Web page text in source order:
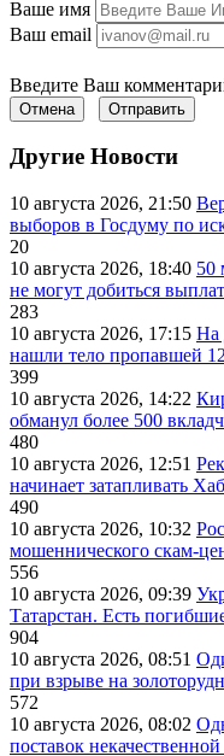
Ваше имя
Ваш email
Введите Ваш
Отмена Отправить
Другие Новости
10 августа 2026, 21:50
выборов в Госдуму по
20
10 августа 2026, 18:40 50
не могут добиться
283
10 августа 2026, 17:15 На
нашли тело пропавшей
399
10 августа 2026, 14:22
обманул более 500
480
10 августа 2026, 12:51
начинает затапливать
490
10 августа 2026, 10:32
мошеннического скам-
556
10 августа 2026, 09:39
Татарстан. Есть
904
10 августа 2026, 08:51
при взрыве на
572
10 августа 2026, 08:02
поставок